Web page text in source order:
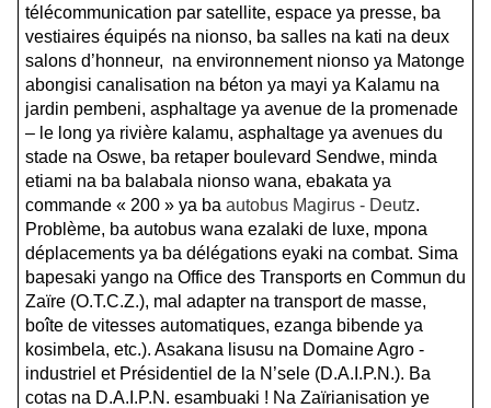
télécommunication par satellite, espace ya presse, ba
vestiaires équipés na nionso, ba salles na kati na deux
salons d’honneur, na environnement nionso ya Matonge
abongisi canalisation na béton ya mayi ya Kalamu na
jardin pembeni, asphaltage ya avenue de la promenade
– le long ya rivière kalamu, asphaltage ya avenues du
stade na Oswe, ba retaper boulevard Sendwe, minda
etiami na ba balabala nionso wana, ebakata ya
commande « 200 » ya ba autobus Magirus - Deutz.
Problème, ba autobus wana ezalaki de luxe, mpona
déplacements ya ba délégations eyaki na combat. Sima
bapesaki yango na Office des Transports en Commun du
Zaïre (O.T.C.Z.), mal adapter na transport de masse,
boîte de vitesses automatiques, ezanga bibende ya
kosimbela, etc.). Asakana lisusu na Domaine Agro -
industriel et Présidentiel de la N’sele (D.A.I.P.N.). Ba
cotas na D.A.I.P.N. esambuaki ! Na Zaïrianisation ye